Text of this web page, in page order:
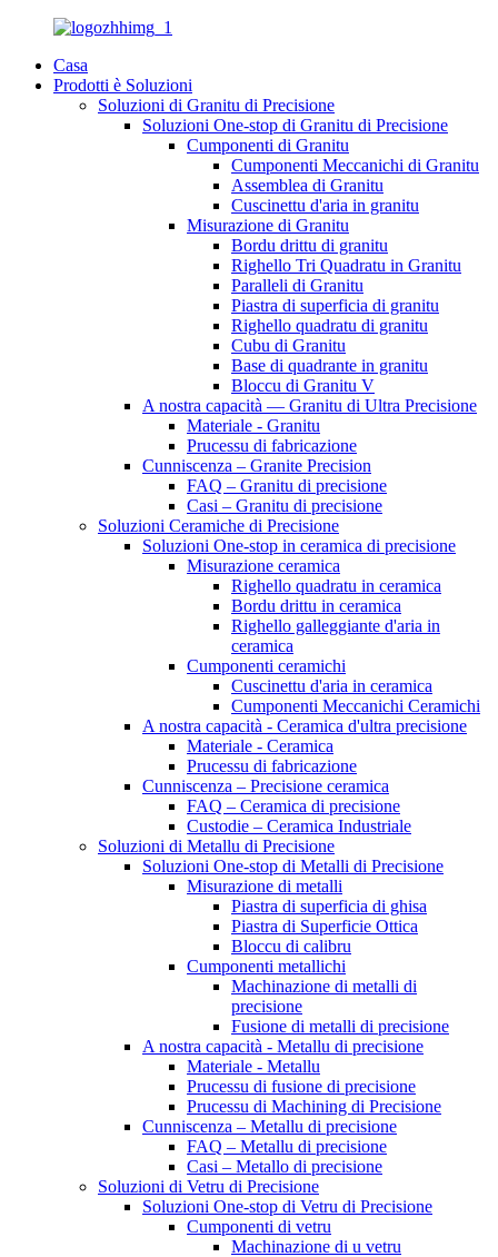
Casa
Prodotti è Soluzioni
Soluzioni di Granitu di Precisione
Soluzioni One-stop di Granitu di Precisione
Cumponenti di Granitu
Cumponenti Meccanichi di Granitu
Assemblea di Granitu
Cuscinettu d'aria in granitu
Misurazione di Granitu
Bordu drittu di granitu
Righello Tri Quadratu in Granitu
Paralleli di Granitu
Piastra di superficia di granitu
Righello quadratu di granitu
Cubu di Granitu
Base di quadrante in granitu
Bloccu di Granitu V
A nostra capacità — Granitu di Ultra Precisione
Materiale - Granitu
Prucessu di fabricazione
Cunniscenza – Granite Precision
FAQ – Granitu di precisione
Casi – Granitu di precisione
Soluzioni Ceramiche di Precisione
Soluzioni One-stop in ceramica di precisione
Misurazione ceramica
Righello quadratu in ceramica
Bordu drittu in ceramica
Righello galleggiante d'aria in
ceramica
Cumponenti ceramichi
Cuscinettu d'aria in ceramica
Cumponenti Meccanichi Ceramichi
A nostra capacità - Ceramica d'ultra precisione
Materiale - Ceramica
Prucessu di fabricazione
Cunniscenza – Precisione ceramica
FAQ – Ceramica di precisione
Custodie – Ceramica Industriale
Soluzioni di Metallu di Precisione
Soluzioni One-stop di Metalli di Precisione
Misurazione di metalli
Piastra di superficia di ghisa
Piastra di Superficie Ottica
Bloccu di calibru
Cumponenti metallichi
Machinazione di metalli di
precisione
Fusione di metalli di precisione
A nostra capacità - Metallu di precisione
Materiale - Metallu
Prucessu di fusione di precisione
Prucessu di Machining di Precisione
Cunniscenza – Metallu di precisione
FAQ – Metallu di precisione
Casi – Metallo di precisione
Soluzioni di Vetru di Precisione
Soluzioni One-stop di Vetru di Precisione
Cumponenti di vetru
Machinazione di u vetru